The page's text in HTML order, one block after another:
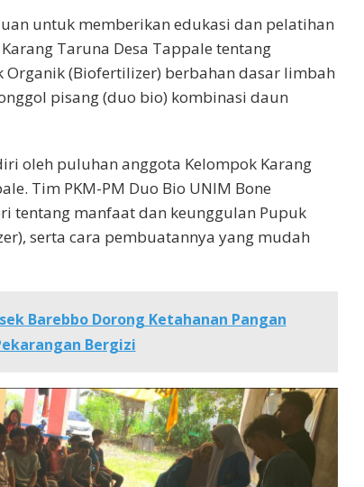
untuk memberikan edukasi dan pelatihan
Taruna Desa Tappale tentang
Organik (Biofertilizer) berbahan dasar limbah
pisang (duo bio) kombinasi daun
oleh puluhan anggota Kelompok Karang
Tim PKM-PM Duo Bio UNIM Bone
tentang manfaat dan keunggulan Pupuk
serta cara pembuatannya yang mudah
Barebbo Dorong Ketahanan Pangan
Bergizi